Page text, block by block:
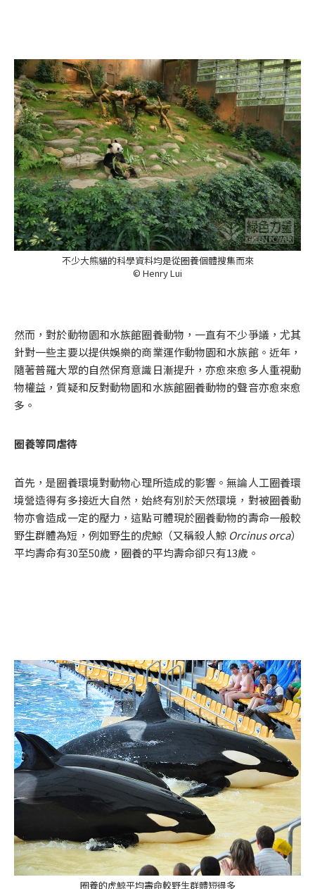
不少大熊貓的科學資料均是從圈養個體搜集而來
© Henry Lui
然而，對於動物園和水族館圈養動物，一直有不少爭議，尤其
針對一些主要以提供娛樂的商業運作動物園和水族館。近年，
隨著普羅大眾的自然保育意識日漸提升，亦愈來愈多人重視動
物權益，質疑和反對動物園和水族館圈養動物的聲音亦愈來愈
多。
圈養等同虐待
首先，是圈養環境對動物心理所造成的影響。無論人工圈養環
境營造得有多接近大自然，始終有別於天然環境，對被圈養動
物亦會造成一定的壓力，這點可體現於圈養動物的壽命一般較
野生群體為短，例如野生的虎鯨（又稱殺人鯨 Orcinus orca）
平均壽命有30至50歲，圈養的平均壽命卻只有13歲。
圈養的虎鯨平均壽命較野生群體短得多